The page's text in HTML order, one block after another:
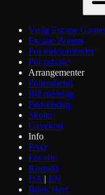
Vælg Escape
Escape Rooms
For virksomheder
For private
Arrangementer
Polterabend
Blå mandag
Fødselsdag
Skoler
Gavekort
Info
FAQ
For alle
Kontakt
DA | EN
Book Her!